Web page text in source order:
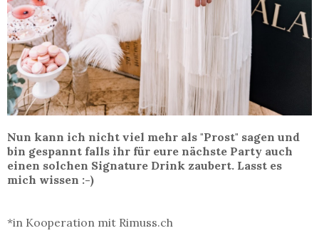
Nun kann ich nicht viel mehr als "Prost" sagen und
bin gespannt falls ihr für eure nächste Party auch
einen solchen Signature Drink zaubert. Lasst es
mich wissen :-)
*in Kooperation mit Rimuss.ch